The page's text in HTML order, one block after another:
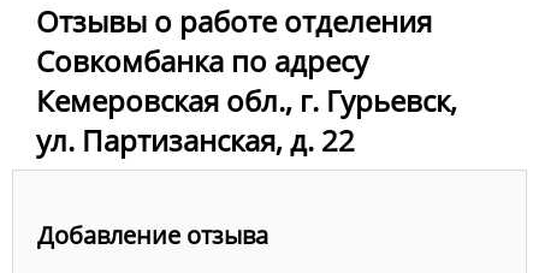
Отзывы о работе отделения
Совкомбанка по адресу
Кемеровская обл., г. Гурьевск,
ул. Партизанская, д. 22
Добавление отзыва